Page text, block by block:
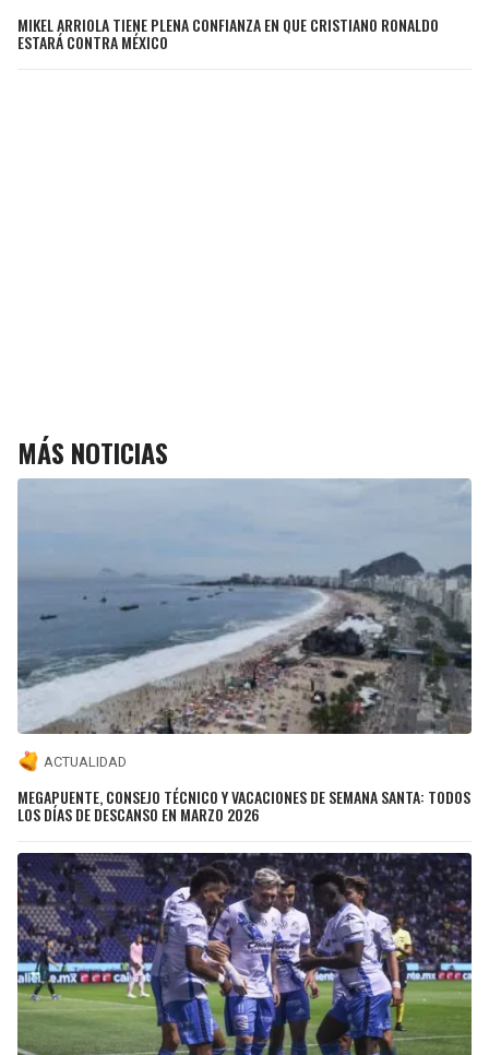
MIKEL ARRIOLA TIENE PLENA CONFIANZA EN QUE CRISTIANO RONALDO
ESTARÁ CONTRA MÉXICO
MÁS NOTICIAS
ACTUALIDAD
MEGAPUENTE, CONSEJO TÉCNICO Y VACACIONES DE SEMANA SANTA: TODOS
LOS DÍAS DE DESCANSO EN MARZO 2026